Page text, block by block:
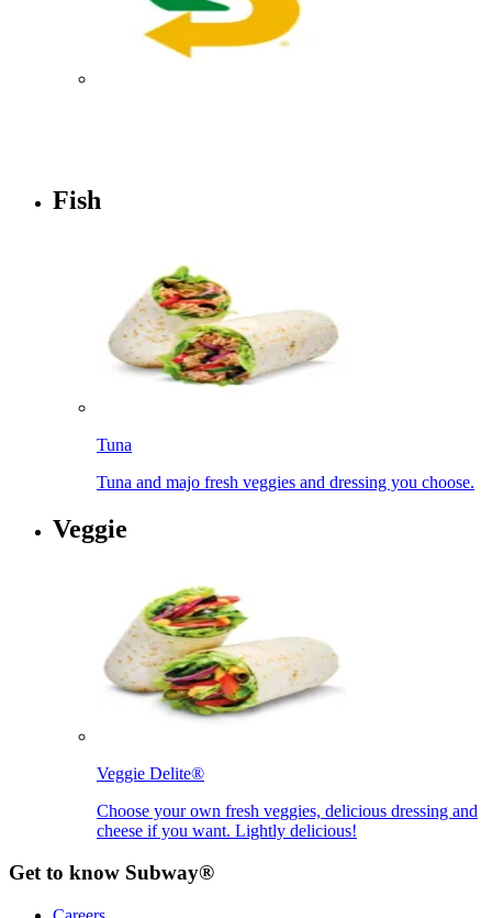
Fish​​​​‌ ‍ ​‍​‍‌‍ ‌ ​‍‌‍‍‌‌‍‌ ‌‍‍‌‌‍ ‍​‍​‍​ ‍‍​‍​‍‌ ​ ‌‍​‌‌‍ ‍‌‍‍‌‌ ‌​‌ ‍‌​‍ ‍‌‍‍‌‌‍ ​‍​‍​‍ ​​‍​‍‌‍‍​‌ ​‍‌‍‌‌‌‍‌‍​‍​‍​ ‍‍​‍​‍‌‍‍​‌ ‌​‌ ‌​‌ ​​‌ ​ ​ ‍‍​‍ ​‍ ‌‍ ‍‌‍ ‌ ​‍‌‍‌​‌‍‍‌‌‍​ ​‍ ‌‌‍​‍‌‍‍‌‌ ‌​‌‍‌‌‌ ​ ​‍ ‌‌‍‌ ‌ ​‍‌‍ ‌ ‌‌‌ ​​​‍ ‌‌ ​ ‌ ‌​‌ ‌‌‌‍‌​‌‍‍‌‌‍ ​‍ ‍‌ ‌‍‌‍‌‌‌ ​‍‌‍​ ‌‍‌‌‌‍ ​​‍ ‍‌‍​‌‌ ​​‌ ​​​‍ ‌‍‍‌‌‍ ‍‌ ‌​‌‍‌‌‌‍ ‍‌ ‌​​‍ ‌‍‌‌‌‍‌​‌‍‍‌‌ ‌​​‍ ‌‍ ‌‌‍ ‌‍‌​‌‍‌‌​ ‌‌ ​​‌ ​‍‌‍‌‌‌ ​ ‌‍‌‌‌‍ ‍‌ ‌​‌‍​‌‌ ‌​‌‍‍‌‌‍ ‌‍ ‍​ ‍ ‌‍‍‌‌‍‌​​ ‌​ ​‍‌‍​‍​ ​​‌‍​ ​ ​​​ ‌ ​ ‌‌‌‍​‍​‍ ‌​ ‌​‌‍‌​​ ​ ​ ‌ ​‍ ‌​ ‌​​ ‌ ‌‍‌‍​ ‌​​‍ ‌​ ‍‌​ ‌‌​ ​‌​ ‌​​‍ ‌​ ‌​​ ‌‌‌‍​ ‌‍‌‍​ ‍‌​ ‌ ​ ​‍‌‍​‍‌‍‌‌‌‍​ ‌‍‌‍​ ‍​​ ‍ ‌ ‌​‌ ‍‌‌ ​​‌‍‌‌​ ‌‌ ​ ‌ ‌‌‌‍​‍‌‍​ ‌‍​‌‌ ‌​‌‍‌‌‌‍‌ ‌‍ ‌ ​‍‌ ‍‌​ ‍ ‌ ​​‌‍​‌‌ ‌​‌‍‍​​ ‌‌‍ ‍‌‍​‌‌‍ ‌‌‍‌‌​‍‌‌​ ‌‌‌​​‍‌‌ ‌‍‍ ‌‍‌‌‌ ‍‌​‍‌‌​ ​ ‌​‌​​‍‌‌​ ​ ‌​‌​​‍‌‌​ ​‍​ ​‍‌‍‌‌‌‍ ‍​‍‌‌​ ​‍​ ​‍​‍‌‌​ ‌‌‌​‌​​‍ ‍‌ ‌‍‌‍​‌‌‍ ​‌ ‌‌‌‍‌‌​ ‌‍​‍‌‍​‌‌ ​ ‌‍‌‌‌‌‌‌‌ ​‍‌‍ ​​ ‌‌‍‍​‌ ‌​‌ ‌​‌ ​​‌ ​ ​‍‌‌​ ​ ‌​​‌​‍‌‌​ ​‍‌​‌‍​‍‌‌​ ​‍‌​‌‍‌‍ ‍‌‍ ‌ ​‍‌‍‌​‌‍‍‌‌‍​ ​‍ ‌‌‍​‍‌‍‍‌‌ ‌​‌‍‌‌‌ ​ ​‍ ‌‌‍‌ ‌ ​‍‌‍ ‌ ‌‌‌ ​​​‍ ‌‌ ​ ‌ ‌​‌ ‌‌‌‍‌​‌‍‍‌‌‍ ​‍ ‍‌ ‌‍‌‍‌‌‌ ​‍‌‍​ ‌‍‌‌‌‍ ​​‍ ‍‌‍​‌‌ ​​‌ ​​​‍‌‍‌‍‍‌‌‍‌​​ ‌​ ​‍‌‍​‍​ ​​‌‍​ ​ ​​​ ‌ ​ ‌‌‌‍​‍​‍ ‌​ ‌​‌‍‌​​ ​ ​ ‌ ​‍ ‌​ ‌​​ ‌ ‌‍‌‍​ ‌​​‍ ‌​ ‍‌​ ‌‌​ ​‌​ ‌​​‍ ‌​ ‌​​ ‌‌‌‍​ ‌‍‌‍​ ‍‌​ ‌ ​ ​‍‌‍​‍‌‍‌‌‌‍​ ‌‍‌‍​ ‍​​‍‌‍‌ ‌​‌ ‍‌‌ ​​‌‍‌‌​ ‌‌ ​ ‌ ‌‌‌‍​‍‌‍​ ‌‍​‌‌ ‌​‌‍‌‌‌‍‌ ‌‍ ‌ ​‍‌ ‍‌​‍‌‍‌ ​​‌‍​‌‌ ‌​‌‍‍​​ ‌‌‍ ‍‌‍​‌‌‍ ‌‌‍‌‌​‍‌‌​ ‌‌‌​​‍‌‌ ‌‍‍ ‌‍‌‌‌ ‍‌​‍‌‌​ ​ ‌​‌​​‍‌‌​ ​ ‌​‌​​‍‌‌​ ​‍​ ​‍‌‍‌‌‌‍ ‍​‍‌‌​ ​‍​ ​‍​‍‌‌​ ‌‌‌​‌​​‍ ‍‌ ‌‍‌‍​‌‌‍ ​‌ ‌‌‌‍‌‌​‍‌‍‌ ​​‌‍‌‌‌ ​‍‌ ​ ‌ ​​‌‍‌‌‌‍​ ‌ ‌​‌‍‍‌‌ ‌‍‌‍‌‌​ ‌‌ ​​‌ ‌‌‌‍​‍‌‍ ​‌‍‍‌‌ ​ ‌‍‍​‌‍‌‌‌‍‌​​‍​‍‌ ‌
Tuna​​​​‌ ‍ ​‍​‍‌‍ ‌ ​‍‌‍‍‌‌‍‌ ‌‍‍‌‌‍ ‍​‍​‍​ ‍‍​‍​‍‌ ​ ‌‍​‌‌‍ ‍‌‍‍‌‌ ‌​‌ ‍‌​‍ ‍‌‍‍‌‌‍ ​‍​‍​‍ ​​‍​‍‌‍‍​‌ ​‍‌‍‌‌‌‍‌‍​‍​‍​ ‍‍​‍​‍‌‍‍​‌ ‌​‌ ‌​‌ ​​‌ ​ ​ ‍‍​‍ ​‍ ‌‍ ‍‌‍ ‌ ​‍‌‍‌​‌‍‍‌‌‍​ ​‍ ‌‌‍​‍‌‍‍‌‌ ‌​‌‍‌‌‌ ​ ​‍ ‌‌‍‌ ‌ ​‍‌‍ ‌ ‌‌‌ ​​​‍ ‌‌ ​ ‌ ‌​‌ ‌‌‌‍‌​‌‍‍‌‌‍ ​‍ ‍‌ ‌‍‌‍‌‌‌ ​‍‌‍​ ‌‍‌‌‌‍ ​​‍ ‍‌‍​‌‌ ​​‌ ​​​‍ ‌‍‍‌‌‍ ‍‌ ‌​‌‍‌‌‌‍ ‍‌ ‌​​‍ ‌‍‌‌‌‍‌​‌‍‍‌‌ ‌​​‍ ‌‍ ‌‌‍ ‌‍‌​‌‍‌‌​ ‌‌ ​​‌ ​‍‌‍‌‌‌ ​ ‌‍‌‌‌‍ ‍‌ ‌​‌‍​‌‌ ‌​‌‍‍‌‌‍ ‌‍ ‍​ ‍ ‌‍‍‌‌‍‌​​ ‌​ ‌‍​ ‌‌​ ​‍​ ‍‌​ ‌​​ ‍​​ ​‌‌‍‌‍​‍ ‌​ ‍​​ ‍‌​ ​ ​ ‌‍​‍ ‌​ ‌​​ ‌‌​ ‍​​ ​‌​‍ ‌‌‍​‌​ ‌ ​ ​‍‌‍​‍​‍ ‌​ ‍‌​ ‌‍‌‍‌​​ ‌‍​ ​ ​ ‌ ​ ​‍‌‍‌‍​ ‌​​ ‌‌​ ‌ ​ ‍‌​ ‍ ‌ ‌​‌ ‍‌‌ ​​‌‍‌‌​ ‌‌ ​​‌ ​‍‌‍ ‌‍‌​‌ ‌‌‌‍​ ‌ ‌​​ ‍ ‌ ​​‌‍​‌‌ ‌​‌‍‍​​ ‌‌‍ ‍‌‍​‌‌‍ ‌‌‍‌‌​‍‌‌​ ‌‌‌​​‍‌‌ ‌‍‍ ‌‍‌‌‌ ‍‌​‍‌‌​ ​ ‌​‌​​‍‌‌​ ​ ‌​‌​​‍‌‌​ ​‍​ ​‍‌‍‌‌‌‍ ‍​‍‌‌​ ​‍​ ​‍​‍‌‌​ ‌‌‌​‌​​‍ ‍‌ ‌‍‌‍​‌‌‍ ​‌ ‌‌‌‍‌‌​ ‌‍​‍‌‍​‌‌ ​ ‌‍‌‌‌‌‌‌‌ ​‍‌‍ ​​ ‌‌‍‍​‌ ‌​‌ ‌​‌ ​​‌ ​ ​‍‌‌​ ​ ‌​​‌​‍‌‌​ ​‍‌​‌‍​‍‌‌​ ​‍‌​‌‍‌‍ ‍‌‍ ‌ ​‍‌‍‌​‌‍‍‌‌‍​ ​‍ ‌‌‍​‍‌‍‍‌‌ ‌​‌‍‌‌‌ ​ ​‍ ‌‌‍‌ ‌ ​‍‌‍ ‌ ‌‌‌ ​​​‍ ‌‌ ​ ‌ ‌​‌ ‌‌‌‍‌​‌‍‍‌‌‍ ​‍ ‍‌ ‌‍‌‍‌‌‌ ​‍‌‍​ ‌‍‌‌‌‍ ​​‍ ‍‌‍​‌‌ ​​‌ ​​​‍‌‍‌‍‍‌‌‍‌​​ ‌​ ‌‍​ ‌‌​ ​‍​ ‍‌​ ‌​​ ‍​​ ​‌‌‍‌‍​‍ ‌​ ‍​​ ‍‌​ ​ ​ ‌‍​‍ ‌​ ‌​​ ‌‌​ ‍​​ ​‌​‍ ‌‌‍​‌​ ‌ ​ ​‍‌‍​‍​‍ ‌​ ‍‌​ ‌‍‌‍‌​​ ‌‍​ ​ ​ ‌ ​ ​‍‌‍‌‍​ ‌​​ ‌‌​ ‌ ​ ‍‌​‍‌‍‌ ‌​‌ ‍‌‌ ​​‌‍‌‌​ ‌‌ ​​‌ ​‍‌‍ ‌‍‌​‌ ‌‌‌‍​ ‌ ‌​​‍‌‍‌ ​​‌‍​‌‌ ‌​‌‍‍​​ ‌‌‍ ‍‌‍​‌‌‍ ‌‌‍‌‌​‍‌‌​ ‌‌‌​​‍‌‌ ‌‍‍ ‌‍‌‌‌ ‍‌​‍‌‌​ ​ ‌​‌​​‍‌‌​ ​ ‌​‌​​‍‌‌​ ​‍​ ​‍‌‍‌‌‌‍ ‍​‍‌‌​ ​‍​ ​‍​‍‌‌​ ‌‌‌​‌​​‍ ‍‌ ‌‍‌‍​‌‌‍ ​‌ ‌‌‌‍‌‌​‍‌‍‌ ​​‌‍‌‌‌ ​‍‌ ​ ‌ ​​‌‍‌‌‌‍​ ‌ ‌​‌‍‍‌‌ ‌‍‌‍‌‌​ ‌‌ ​​‌ ‌‌‌‍​‍‌‍ ​‌‍‍‌‌ ​ ‌‍‍​‌‍‌‌‌‍‌​​‍​‍‌ ‌
Tuna and majo fresh veggies and dressing you choose.​​​​‌ ‍ ​‍​‍‌‍ ‌ ​‍‌‍‍‌‌‍‌ ‌‍‍‌‌‍ ‍​‍​‍​ ‍‍​‍​‍‌ ​ ‌‍​‌‌‍ ‍‌‍‍‌‌ ‌​‌ ‍‌​‍ ‍‌‍‍‌‌‍ ​‍​‍​‍ ​​‍​‍‌‍‍​‌ ​‍‌‍‌‌‌‍‌‍​‍​‍​ ‍‍​‍​‍‌‍‍​‌ ‌​‌ ‌​‌ ​​‌ ​ ​ ‍‍​‍ ​‍ ‌‍ ‍‌‍ ‌ ​‍‌‍‌​‌‍‍‌‌‍​ ​‍ ‌‌‍​‍‌‍‍‌‌ ‌​‌‍‌‌‌ ​ ​‍ ‌‌‍‌ ‌ ​‍‌‍ ‌ ‌‌‌ ​​​‍ ‌‌ ​ ‌ ‌​‌ ‌‌‌‍‌​‌‍‍‌‌‍ ​‍ ‍‌ ‌‍‌‍‌‌‌ ​‍‌‍​ ‌‍‌‌‌‍ ​​‍ ‍‌‍​‌‌ ​​‌ ​​​‍ ‌‍‍‌‌‍ ‍‌ ‌​‌‍‌‌‌‍ ‍‌ ‌​​‍ ‌‍‌‌‌‍‌​‌‍‍‌‌ ‌​​‍ ‌‍ ‌‌‍ ‌‍‌​‌‍‌‌​ ‌‌ ​​‌ ​‍‌‍‌‌‌ ​ ‌‍‌‌‌‍ ‍‌ ‌​‌‍​‌‌ ‌​‌‍‍‌‌‍ ‌‍ ‍​ ‍ ‌‍‍‌‌‍‌​​ ‌​ ‌‍​ ‌‌​ ​‍​ ‍‌​ ‌​​ ‍​​ ​‌‌‍‌‍​‍ ‌​ ‍​​ ‍‌​ ​ ​ ‌‍​‍ ‌​ ‌​​ ‌‌​ ‍​​ ​‌​‍ ‌‌‍​‌​ ‌ ​ ​‍‌‍​‍​‍ ‌​ ‍‌​ ‌‍‌‍‌​​ ‌‍​ ​ ​ ‌ ​ ​‍‌‍‌‍​ ‌​​ ‌‌​ ‌ ​ ‍‌​ ‍ ‌ ‌​‌ ‍‌‌ ​​‌‍‌‌​ ‌‌ ​​‌ ​‍‌‍ ‌‍‌​‌ ‌‌‌‍​ ‌ ‌​​ ‍ ‌ ​​‌‍​‌‌ ‌​‌‍‍​​ ‌‌ ​ ‌‍‍​‌‍ ‌ ​‍‌ ‌​‌​‌​‌‍‌‌‌ ​ ‌‍​ ‌ ​‍‌‍‍‌‌ ​​‌ ‌​‌‍‍‌‌‍ ‌‍ ‍​‍‌‌​ ‌‌‌​​‍‌‌ ‌‍‍ ‌‍‌‌‌ ‍‌​‍‌‌​ ​ ‌​‌​​‍‌‌​ ​ ‌​‌​​‍‌‌​ ​‍​ ​‍‌‍‌‌‌‍ ‍​‍‌‌​ ​‍​ ​‍​‍‌‌​ ‌‌‌​‌​​‍ ‍‌ ‌‍‌‍​‌‌‍ ​‌ ‌‌‌‍‌‌​ ‌‍​‍‌‍​‌‌ ​ ‌‍‌‌‌‌‌‌‌ ​‍‌‍ ​​ ‌‌‍‍​‌ ‌​‌ ‌​‌ ​​‌ ​ ​‍‌‌​ ​ ‌​​‌​‍‌‌​ ​‍‌​‌‍​‍‌‌​ ​‍‌​‌‍‌‍ ‍‌‍ ‌ ​‍‌‍‌​‌‍‍‌‌‍​ ​‍ ‌‌‍​‍‌‍‍‌‌ ‌​‌‍‌‌‌ ​ ​‍ ‌‌‍‌ ‌ ​‍‌‍ ‌ ‌‌‌ ​​​‍ ‌‌ ​ ‌ ‌​‌ ‌‌‌‍‌​‌‍‍‌‌‍ ​‍ ‍‌ ‌‍‌‍‌‌‌ ​‍‌‍​ ‌‍‌‌‌‍ ​​‍ ‍‌‍​‌‌ ​​‌ ​​​‍‌‍‌‍‍‌‌‍‌​​ ‌​ ‌‍​ ‌‌​ ​‍​ ‍‌​ ‌​​ ‍​​ ​‌‌‍‌‍​‍ ‌​ ‍​​ ‍‌​ ​ ​ ‌‍​‍ ‌​ ‌​​ ‌‌​ ‍​​ ​‌​‍ ‌‌‍​‌​ ‌ ​ ​‍‌‍​‍​‍ ‌​ ‍‌​ ‌‍‌‍‌​​ ‌‍​ ​ ​ ‌ ​ ​‍‌‍‌‍​ ‌​​ ‌‌​ ‌ ​ ‍‌​‍‌‍‌ ‌​‌ ‍‌‌ ​​‌‍‌‌​ ‌‌ ​​‌ ​‍‌‍ ‌‍‌​‌ ‌‌‌‍​ ‌ ‌​​‍‌‍‌ ​​‌‍​‌‌ ‌​‌‍‍​​ ‌‌ ​ ‌‍‍​‌‍ ‌ ​‍‌ ‌​‌​‌​‌‍‌‌‌ ​ ‌‍​ ‌ ​‍‌‍‍‌‌ ​​‌ ‌​‌‍‍‌‌‍ ‌‍ ‍​‍‌‌​ ‌‌‌​​‍‌‌ ‌‍‍ ‌‍‌‌‌ ‍‌​‍‌‌​ ​ ‌​‌​​‍‌‌​ ​ ‌​‌​​‍‌‌​ ​‍​ ​‍‌‍‌‌‌‍ ‍​‍‌‌​ ​‍​ ​‍​‍‌‌​ ‌‌‌​‌​​‍ ‍‌ ‌‍‌‍​‌‌‍ ​‌ ‌‌‌‍‌‌​‍‌‍‌ ​​‌‍‌‌‌ ​‍‌ ​ ‌ ​​‌‍‌‌‌‍​ ‌ ‌​‌‍‍‌‌ ‌‍‌‍‌‌​ ‌‌ ​​‌ ‌‌‌‍​‍‌‍ ​‌‍‍‌‌ ​ ‌‍‍​‌‍‌‌‌‍‌​​‍​‍‌ ‌
Veggie​​​​‌ ‍ ​‍​‍‌‍ ‌ ​‍‌‍‍‌‌‍‌ ‌‍‍‌‌‍ ‍​‍​‍​ ‍‍​‍​‍‌ ​ ‌‍​‌‌‍ ‍‌‍‍‌‌ ‌​‌ ‍‌​‍ ‍‌‍‍‌‌‍ ​‍​‍​‍ ​​‍​‍‌‍‍​‌ ​‍‌‍‌‌‌‍‌‍​‍​‍​ ‍‍​‍​‍‌‍‍​‌ ‌​‌ ‌​‌ ​​‌ ​ ​ ‍‍​‍ ​‍ ‌‍ ‍‌‍ ‌ ​‍‌‍‌​‌‍‍‌‌‍​ ​‍ ‌‌‍​‍‌‍‍‌‌ ‌​‌‍‌‌‌ ​ ​‍ ‌‌‍‌ ‌ ​‍‌‍ ‌ ‌‌‌ ​​​‍ ‌‌ ​ ‌ ‌​‌ ‌‌‌‍‌​‌‍‍‌‌‍ ​‍ ‍‌ ‌‍‌‍‌‌‌ ​‍‌‍​ ‌‍‌‌‌‍ ​​‍ ‍‌‍​‌‌ ​​‌ ​​​‍ ‌‍‍‌‌‍ ‍‌ ‌​‌‍‌‌‌‍ ‍‌ ‌​​‍ ‌‍‌‌‌‍‌​‌‍‍‌‌ ‌​​‍ ‌‍ ‌‌‍ ‌‍‌​‌‍‌‌​ ‌‌ ​​‌ ​‍‌‍‌‌‌ ​ ‌‍‌‌‌‍ ‍‌ ‌​‌‍​‌‌ ‌​‌‍‍‌‌‍ ‌‍ ‍​ ‍ ‌‍‍‌‌‍‌​​ ‌​ ‌‍‌‍​‌​ ‌‍‌‍​ ‌‍‌‌‌‍​ ​ ​‍‌‍‌‍​‍ ‌​ ‍​‌‍​‌​ ‌​‌‍​ ​‍ ‌​ ‌​​ ​‍‌‍​ ​ ‌‍​‍ ‌​ ‍​​ ​​‌‍‌‍​ ‌‌​‍ ‌​ ‌ ‌‍​ ​ ‍‌‌‍​ ​ ‌‌​ ​​​ ​‍‌‍​ ​ ​‌​ ‌‌‌‍​ ​ ​‍​ ‍ ‌ ‌​‌ ‍‌‌ ​​‌‍‌‌​ ‌‌ ​ ‌ ‌‌‌‍​‍‌‍​ ‌‍​‌‌ ‌​‌‍‌‌‌‍‌ ‌‍ ‌ ​‍‌ ‍‌​ ‍ ‌ ​​‌‍​‌‌ ‌​‌‍‍​​ ‌‌‍ ‍‌‍​‌‌‍ ‌‌‍‌‌​‍‌‌​ ‌‌‌​​‍‌‌ ‌‍‍ ‌‍‌‌‌ ‍‌​‍‌‌​ ​ ‌​‌​​‍‌‌​ ​ ‌​‌​​‍‌‌​ ​‍​ ​‍‌‍‌‌‌‍ ‍​‍‌‌​ ​‍​ ​‍​‍‌‌​ ‌‌‌​‌​​‍ ‍‌ ‌‍‌‍​‌‌‍ ​‌ ‌‌‌‍‌‌​ ‌‍​‍‌‍​‌‌ ​ ‌‍‌‌‌‌‌‌‌ ​‍‌‍ ​​ ‌‌‍‍​‌ ‌​‌ ‌​‌ ​​‌ ​ ​‍‌‌​ ​ ‌​​‌​‍‌‌​ ​‍‌​‌‍​‍‌‌​ ​‍‌​‌‍‌‍ ‍‌‍ ‌ ​‍‌‍‌​‌‍‍‌‌‍​ ​‍ ‌‌‍​‍‌‍‍‌‌ ‌​‌‍‌‌‌ ​ ​‍ ‌‌‍‌ ‌ ​‍‌‍ ‌ ‌‌‌ ​​​‍ ‌‌ ​ ‌ ‌​‌ ‌‌‌‍‌​‌‍‍‌‌‍ ​‍ ‍‌ ‌‍‌‍‌‌‌ ​‍‌‍​ ‌‍‌‌‌‍ ​​‍ ‍‌‍​‌‌ ​​‌ ​​​‍‌‍‌‍‍‌‌‍‌​​ ‌​ ‌‍‌‍​‌​ ‌‍‌‍​ ‌‍‌‌‌‍​ ​ ​‍‌‍‌‍​‍ ‌​ ‍​‌‍​‌​ ‌​‌‍​ ​‍ ‌​ ‌​​ ​‍‌‍​ ​ ‌‍​‍ ‌​ ‍​​ ​​‌‍‌‍​ ‌‌​‍ ‌​ ‌ ‌‍​ ​ ‍‌‌‍​ ​ ‌‌​ ​​​ ​‍‌‍​ ​ ​‌​ ‌‌‌‍​ ​ ​‍​‍‌‍‌ ‌​‌ ‍‌‌ ​​‌‍‌‌​ ‌‌ ​ ‌ ‌‌‌‍​‍‌‍​ ‌‍​‌‌ ‌​‌‍‌‌‌‍‌ ‌‍ ‌ ​‍‌ ‍‌​‍‌‍‌ ​​‌‍​‌‌ ‌​‌‍‍​​ ‌‌‍ ‍‌‍​‌‌‍ ‌‌‍‌‌​‍‌‌​ ‌‌‌​​‍‌‌ ‌‍‍ ‌‍‌‌‌ ‍‌​‍‌‌​ ​ ‌​‌​​‍‌‌​ ​ ‌​‌​​‍‌‌​ ​‍​ ​‍‌‍‌‌‌‍ ‍​‍‌‌​ ​‍​ ​‍​‍‌‌​ ‌‌‌​‌​​‍ ‍‌ ‌‍‌‍​‌‌‍ ​‌ ‌‌‌‍‌‌​‍‌‍‌ ​​‌‍‌‌‌ ​‍‌ ​ ‌ ​​‌‍‌‌‌‍​ ‌ ‌​‌‍‍‌‌ ‌‍‌‍‌‌​ ‌‌ ​​‌ ‌‌‌‍​‍‌‍ ​‌‍‍‌‌ ​ ‌‍‍​‌‍‌‌‌‍‌​​‍​‍‌ ‌
Veggie Delite®​​​​‌ ‍ ​‍​‍‌‍ ‌ ​‍‌‍‍‌‌‍‌ ‌‍‍‌‌‍ ‍​‍​‍​ ‍‍​‍​‍‌ ​ ‌‍​‌‌‍ ‍‌‍‍‌‌ ‌​‌ ‍‌​‍ ‍‌‍‍‌‌‍ ​‍​‍​‍ ​​‍​‍‌‍‍​‌ ​‍‌‍‌‌‌‍‌‍​‍​‍​ ‍‍​‍​‍‌‍‍​‌ ‌​‌ ‌​‌ ​​‌ ​ ​ ‍‍​‍ ​‍ ‌‍ ‍‌‍ ‌ ​‍‌‍‌​‌‍‍‌‌‍​ ​‍ ‌‌‍​‍‌‍‍‌‌ ‌​‌‍‌‌‌ ​ ​‍ ‌‌‍‌ ‌ ​‍‌‍ ‌ ‌‌‌ ​​​‍ ‌‌ ​ ‌ ‌​‌ ‌‌‌‍‌​‌‍‍‌‌‍ ​‍ ‍‌ ‌‍‌‍‌‌‌ ​‍‌‍​ ‌‍‌‌‌‍ ​​‍ ‍‌‍​‌‌ ​​‌ ​​​‍ ‌‍‍‌‌‍ ‍‌ ‌​‌‍‌‌‌‍ ‍‌ ‌​​‍ ‌‍‌‌‌‍‌​‌‍‍‌‌ ‌​​‍ ‌‍ ‌‌‍ ‌‍‌​‌‍‌‌​ ‌‌ ​​‌ ​‍‌‍‌‌‌ ​ ‌‍‌‌‌‍ ‍‌ ‌​‌‍​‌‌ ‌​‌‍‍‌‌‍ ‌‍ ‍​ ‍ ‌‍‍‌‌‍‌​​ ‌​ ‌‍​ ​‍​ ‍‌​ ‌‍‌‍​‌‌‍‌‍​ ‌‌‌‍‌​​‍ ‌​ ​​​ ‌ ‌‍​ ​ ‍​​‍ ‌​ ‌​​ ‌‍​ ‌‍​ ‍​​‍ ‌‌‍​‌​ ‌‍​ ​‍​ ‌‌​‍ ‌‌‍‌​​ ​‌​ ​​‌‍​‌​ ​​‌‍​‌‌‍​ ​ ​‍‌‍‌‌​ ‍‌​ ‌‌​ ‌‌​ ‍ ‌ ‌​‌ ‍‌‌ ​​‌‍‌‌​ ‌‌ ​​‌ ​‍‌‍ ‌‍‌​‌ ‌‌‌‍​ ‌ ‌​​ ‍ ‌ ​​‌‍​‌‌ ‌​‌‍‍​​ ‌‌‍ ‍‌‍​‌‌‍ ‌‌‍‌‌​‍‌‌​ ‌‌‌​​‍‌‌ ‌‍‍ ‌‍‌‌‌ ‍‌​‍‌‌​ ​ ‌​‌​​‍‌‌​ ​ ‌​‌​​‍‌‌​ ​‍​ ​‍‌‍‌‌‌‍ ‍​‍‌‌​ ​‍​ ​‍​‍‌‌​ ‌‌‌​‌​​‍ ‍‌ ‌‍‌‍​‌‌‍ ​‌ ‌‌‌‍‌‌​ ‌‍​‍‌‍​‌‌ ​ ‌‍‌‌‌‌‌‌‌ ​‍‌‍ ​​ ‌‌‍‍​‌ ‌​‌ ‌​‌ ​​‌ ​ ​‍‌‌​ ​ ‌​​‌​‍‌‌​ ​‍‌​‌‍​‍‌‌​ ​‍‌​‌‍‌‍ ‍‌‍ ‌ ​‍‌‍‌​‌‍‍‌‌‍​ ​‍ ‌‌‍​‍‌‍‍‌‌ ‌​‌‍‌‌‌ ​ ​‍ ‌‌‍‌ ‌ ​‍‌‍ ‌ ‌‌‌ ​​​‍ ‌‌ ​ ‌ ‌​‌ ‌‌‌‍‌​‌‍‍‌‌‍ ​‍ ‍‌ ‌‍‌‍‌‌‌ ​‍‌‍​ ‌‍‌‌‌‍ ​​‍ ‍‌‍​‌‌ ​​‌ ​​​‍‌‍‌‍‍‌‌‍‌​​ ‌​ ‌‍​ ​‍​ ‍‌​ ‌‍‌‍​‌‌‍‌‍​ ‌‌‌‍‌​​‍ ‌​ ​​​ ‌ ‌‍​ ​ ‍​​‍ ‌​ ‌​​ ‌‍​ ‌‍​ ‍​​‍ ‌‌‍​‌​ ‌‍​ ​‍​ ‌‌​‍ ‌‌‍‌​​ ​‌​ ​​‌‍​‌​ ​​‌‍​‌‌‍​ ​ ​‍‌‍‌‌​ ‍‌​ ‌‌​ ‌‌​‍‌‍‌ ‌​‌ ‍‌‌ ​​‌‍‌‌​ ‌‌ ​​‌ ​‍‌‍ ‌‍‌​‌ ‌‌‌‍​ ‌ ‌​​‍‌‍‌ ​​‌‍​‌‌ ‌​‌‍‍​​ ‌‌‍ ‍‌‍​‌‌‍ ‌‌‍‌‌​‍‌‌​ ‌‌‌​​‍‌‌ ‌‍‍ ‌‍‌‌‌ ‍‌​‍‌‌​ ​ ‌​‌​​‍‌‌​ ​ ‌​‌​​‍‌‌​ ​‍​ ​‍‌‍‌‌‌‍ ‍​‍‌‌​ ​‍​ ​‍​‍‌‌​ ‌‌‌​‌​​‍ ‍‌ ‌‍‌‍​‌‌‍ ​‌ ‌‌‌‍‌‌​‍‌‍‌ ​​‌‍‌‌‌ ​‍‌ ​ ‌ ​​‌‍‌‌‌‍​ ‌ ‌​‌‍‍‌‌ ‌‍‌‍‌‌​ ‌‌ ​​‌ ‌‌‌‍​‍‌‍ ​‌‍‍‌‌ ​ ‌‍‍​‌‍‌‌‌‍‌​​‍​‍‌ ‌
Choose your own fresh veggies, delicious dressing and
cheese if you want. Lightly delicious!​​​​‌ ‍ ​‍​‍‌‍ ‌ ​‍‌‍‍‌‌‍‌ ‌‍‍‌‌‍ ‍​‍​‍​ ‍‍​‍​‍‌ ​ ‌‍​‌‌‍ ‍‌‍‍‌‌ ‌​‌ ‍‌​‍ ‍‌‍‍‌‌‍ ​‍​‍​‍ ​​‍​‍‌‍‍​‌ ​‍‌‍‌‌‌‍‌‍​‍​‍​ ‍‍​‍​‍‌‍‍​‌ ‌​‌ ‌​‌ ​​‌ ​ ​ ‍‍​‍ ​‍ ‌‍ ‍‌‍ ‌ ​‍‌‍‌​‌‍‍‌‌‍​ ​‍ ‌‌‍​‍‌‍‍‌‌ ‌​‌‍‌‌‌ ​ ​‍ ‌‌‍‌ ‌ ​‍‌‍ ‌ ‌‌‌ ​​​‍ ‌‌ ​ ‌ ‌​‌ ‌‌‌‍‌​‌‍‍‌‌‍ ​‍ ‍‌ ‌‍‌‍‌‌‌ ​‍‌‍​ ‌‍‌‌‌‍ ​​‍ ‍‌‍​‌‌ ​​‌ ​​​‍ ‌‍‍‌‌‍ ‍‌ ‌​‌‍‌‌‌‍ ‍‌ ‌​​‍ ‌‍‌‌‌‍‌​‌‍‍‌‌ ‌​​‍ ‌‍ ‌‌‍ ‌‍‌​‌‍‌‌​ ‌‌ ​​‌ ​‍‌‍‌‌‌ ​ ‌‍‌‌‌‍ ‍‌ ‌​‌‍​‌‌ ‌​‌‍‍‌‌‍ ‌‍ ‍​ ‍ ‌‍‍‌‌‍‌​​ ‌​ ‌‍​ ​‍​ ‍‌​ ‌‍‌‍​‌‌‍‌‍​ ‌‌‌‍‌​​‍ ‌​ ​​​ ‌ ‌‍​ ​ ‍​​‍ ‌​ ‌​​ ‌‍​ ‌‍​ ‍​​‍ ‌‌‍​‌​ ‌‍​ ​‍​ ‌‌​‍ ‌‌‍‌​​ ​‌​ ​​‌‍​‌​ ​​‌‍​‌‌‍​ ​ ​‍‌‍‌‌​ ‍‌​ ‌‌​ ‌‌​ ‍ ‌ ‌​‌ ‍‌‌ ​​‌‍‌‌​ ‌‌ ​​‌ ​‍‌‍ ‌‍‌​‌ ‌‌‌‍​ ‌ ‌​​ ‍ ‌ ​​‌‍​‌‌ ‌​‌‍‍​​ ‌‌ ​ ‌‍‍​‌‍ ‌ ​‍‌ ‌​‌​‌​‌‍‌‌‌ ​ ‌‍​ ‌ ​‍‌‍‍‌‌ ​​‌ ‌​‌‍‍‌‌‍ ‌‍ ‍​‍‌‌​ ‌‌‌​​‍‌‌ ‌‍‍ ‌‍‌‌‌ ‍‌​‍‌‌​ ​ ‌​‌​​‍‌‌​ ​ ‌​‌​​‍‌‌​ ​‍​ ​‍‌‍‌‌‌‍ ‍​‍‌‌​ ​‍​ ​‍​‍‌‌​ ‌‌‌​‌​​‍ ‍‌ ‌‍‌‍​‌‌‍ ​‌ ‌‌‌‍‌‌​ ‌‍​‍‌‍​‌‌ ​ ‌‍‌‌‌‌‌‌‌ ​‍‌‍ ​​ ‌‌‍‍​‌ ‌​‌ ‌​‌ ​​‌ ​ ​‍‌‌​ ​ ‌​​‌​‍‌‌​ ​‍‌​‌‍​‍‌‌​ ​‍‌​‌‍‌‍ ‍‌‍ ‌ ​‍‌‍‌​‌‍‍‌‌‍​ ​‍ ‌‌‍​‍‌‍‍‌‌ ‌​‌‍‌‌‌ ​ ​‍ ‌‌‍‌ ‌ ​‍‌‍ ‌ ‌‌‌ ​​​‍ ‌‌ ​ ‌ ‌​‌ ‌‌‌‍‌​‌‍‍‌‌‍ ​‍ ‍‌ ‌‍‌‍‌‌‌ ​‍‌‍​ ‌‍‌‌‌‍ ​​‍ ‍‌‍​‌‌ ​​‌ ​​​‍‌‍‌‍‍‌‌‍‌​​ ‌​ ‌‍​ ​‍​ ‍‌​ ‌‍‌‍​‌‌‍‌‍​ ‌‌‌‍‌​​‍ ‌​ ​​​ ‌ ‌‍​ ​ ‍​​‍ ‌​ ‌​​ ‌‍​ ‌‍​ ‍​​‍ ‌‌‍​‌​ ‌‍​ ​‍​ ‌‌​‍ ‌‌‍‌​​ ​‌​ ​​‌‍​‌​ ​​‌‍​‌‌‍​ ​ ​‍‌‍‌‌​ ‍‌​ ‌‌​ ‌‌​‍‌‍‌ ‌​‌ ‍‌‌ ​​‌‍‌‌​ ‌‌ ​​‌ ​‍‌‍ ‌‍‌​‌ ‌‌‌‍​ ‌ ‌​​‍‌‍‌ ​​‌‍​‌‌ ‌​‌‍‍​​ ‌‌ ​ ‌‍‍​‌‍ ‌ ​‍‌ ‌​‌​‌​‌‍‌‌‌ ​ ‌‍​ ‌ ​‍‌‍‍‌‌ ​​‌ ‌​‌‍‍‌‌‍ ‌‍ ‍​‍‌‌​ ‌‌‌​​‍‌‌ ‌‍‍ ‌‍‌‌‌ ‍‌​‍‌‌​ ​ ‌​‌​​‍‌‌​ ​ ‌​‌​​‍‌‌​ ​‍​ ​‍‌‍‌‌‌‍ ‍​‍‌‌​ ​‍​ ​‍​‍‌‌​ ‌‌‌​‌​​‍ ‍‌ ‌‍‌‍​‌‌‍ ​‌ ‌‌‌‍‌‌​‍‌‍‌ ​​‌‍‌‌‌ ​‍‌ ​ ‌ ​​‌‍‌‌‌‍​ ‌ ‌​‌‍‍‌‌ ‌‍‌‍‌‌​ ‌‌ ​​‌ ‌‌‌‍​‍‌‍ ​‌‍‍‌‌ ​ ‌‍‍​‌‍‌‌‌‍‌​​‍​‍‌ ‌
Get to know Subway®​​​​‌ ‍ ​‍​‍‌‍ ‌ ​‍‌‍‍‌‌‍‌ ‌‍‍‌‌‍ ‍​‍​‍​ ‍‍​‍​‍‌ ​ ‌‍​‌‌‍ ‍‌‍‍‌‌ ‌​‌ ‍‌​‍ ‍‌‍‍‌‌‍ ​‍​‍​‍ ​​‍​‍‌‍‍​‌ ​‍‌‍‌‌‌‍‌‍​‍​‍​ ‍‍​‍​‍‌‍‍​‌ ‌​‌ ‌​‌ ​​‌ ​ ​ ‍‍​‍ ​‍ ‌‍ ‍‌‍ ‌ ​‍‌‍‌​‌‍‍‌‌‍​ ​‍ ‌‌‍​‍‌‍‍‌‌ ‌​‌‍‌‌‌ ​ ​‍ ‌‌‍‌ ‌ ​‍‌‍ ‌ ‌‌‌ ​​​‍ ‌‌ ​ ‌ ‌​‌ ‌‌‌‍‌​‌‍‍‌‌‍ ​‍ ‍‌ ‌‍‌‍‌‌‌ ​‍‌‍​ ‌‍‌‌‌‍ ​​‍ ‍‌‍​‌‌ ​​‌ ​​​‍ ‌‍‍‌‌‍ ‍‌ ‌​‌‍‌‌‌‍ ‍‌ ‌​​‍ ‌‍‌‌‌‍‌​‌‍‍‌‌ ‌​​‍ ‌‍ ‌‌‍ ‌‍‌​‌‍‌‌​ ‌‌ ​​‌ ​‍‌‍‌‌‌ ​ ‌‍‌‌‌‍ ‍‌ ‌​‌‍​‌‌ ‌​‌‍‍‌‌‍ ‌‍ ‍​ ‍ ‌‍‍‌‌‍‌​​ ‌​ ‌‌‌‍‌‍​ ‌‌‌‍‌‍​ ​‍​ ​ ‌‍​ ​ ​‌​‍ ‌​ ​‍‌‍​ ​ ‌​​ ​​​‍ ‌​ ‌​​ ‌‌‌‍‌​​ ‍​​‍ ‌‌‍​‌‌‍​‌​ ‍​‌‍​‍​‍ ‌​ ‌‍‌‍​‌​ ‍‌‌‍​‌​ ‍​​ ‍‌‌‍‌‍​ ‌​‌‍​‌​ ‌‌​ ​‍‌‍‌‍​ ‍ ‌ ‌​‌ ‍‌‌ ​​‌‍‌‌​ ‌‌ ‌ ‌‍‌‌‌‍​‍‌ ​ ‌‍‍‌‌ ‌​‌‍‌‌‌​‌‍‌‍ ‌‍ ‌ ‌​‌‍‌‌‌ ​‍​ ‍ ‌ ​​‌‍​‌‌ ‌​‌‍‍​​ ‌‌ ‌​‌‍‍‌‌ ‌​‌‍ ​‌‍‌‌​‍‌‌​ ‌‌‌​​‍‌‌ ‌‍‍ ‌‍‌‌‌ ‍‌​‍‌‌​ ​ ‌​‌​​‍‌‌​ ​ ‌​‌​​‍‌‌​ ​‍​ ​‍‌‍‌‌‌‍ ‍​‍‌‌​ ​‍​ ​‍​‍‌‌​ ‌‌‌​‌​​‍ ‍‌ ‌‍‌‍​‌‌‍ ​‌ ‌‌‌‍‌‌​ ‌‍​‍‌‍​‌‌ ​ ‌‍‌‌‌‌‌‌‌ ​‍‌‍ ​​ ‌‌‍‍​‌ ‌​‌ ‌​‌ ​​‌ ​ ​‍‌‌​ ​ ‌​​‌​‍‌‌​ ​‍‌​‌‍​‍‌‌​ ​‍‌​‌‍‌‍ ‍‌‍ ‌ ​‍‌‍‌​‌‍‍‌‌‍​ ​‍ ‌‌‍​‍‌‍‍‌‌ ‌​‌‍‌‌‌ ​ ​‍ ‌‌‍‌ ‌ ​‍‌‍ ‌ ‌‌‌ ​​​‍ ‌‌ ​ ‌ ‌​‌ ‌‌‌‍‌​‌‍‍‌‌‍ ​‍ ‍‌ ‌‍‌‍‌‌‌ ​‍‌‍​ ‌‍‌‌‌‍ ​​‍ ‍‌‍​‌‌ ​​‌ ​​​‍‌‍‌‍‍‌‌‍‌​​ ‌​ ‌‌‌‍‌‍​ ‌‌‌‍‌‍​ ​‍​ ​ ‌‍​ ​ ​‌​‍ ‌​ ​‍‌‍​ ​ ‌​​ ​​​‍ ‌​ ‌​​ ‌‌‌‍‌​​ ‍​​‍ ‌‌‍​‌‌‍​‌​ ‍​‌‍​‍​‍ ‌​ ‌‍‌‍​‌​ ‍‌‌‍​‌​ ‍​​ ‍‌‌‍‌‍​ ‌​‌‍​‌​ ‌‌​ ​‍‌‍‌‍​‍‌‍‌ ‌​‌ ‍‌‌ ​​‌‍‌‌​ ‌‌ ‌ ‌‍‌‌‌‍​‍‌ ​ ‌‍‍‌‌ ‌​‌‍‌‌‌​‌‍‌‍ ‌‍ ‌ ‌​‌‍‌‌‌ ​‍​‍‌‍‌ ​​‌‍​‌‌ ‌​‌‍‍​​ ‌‌ ‌​‌‍‍‌‌ ‌​‌‍ ​‌‍‌‌​‍‌‌​ ‌‌‌​​‍‌‌ ‌‍‍ ‌‍‌‌‌ ‍‌​‍‌‌​ ​ ‌​‌​​‍‌‌​ ​ ‌​‌​​‍‌‌​ ​‍​ ​‍‌‍‌‌‌‍ ‍​‍‌‌​ ​‍​ ​‍​‍‌‌​ ‌‌‌​‌​​‍ ‍‌ ‌‍‌‍​‌‌‍ ​‌ ‌‌‌‍‌‌​‍‌‍‌ ​​‌‍‌‌‌ ​‍‌ ​ ‌ ​​‌‍‌‌‌‍​ ‌ ‌​‌‍‍‌‌ ‌‍‌‍‌‌​ ‌‌ ​​‌ ‌‌‌‍​‍‌‍ ​‌‍‍‌‌ ​ ‌‍‍​‌‍‌‌‌‍‌​​‍​‍‌ ‌